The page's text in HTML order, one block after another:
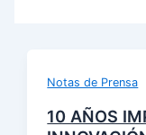
Notas de Prensa
10 AÑOS